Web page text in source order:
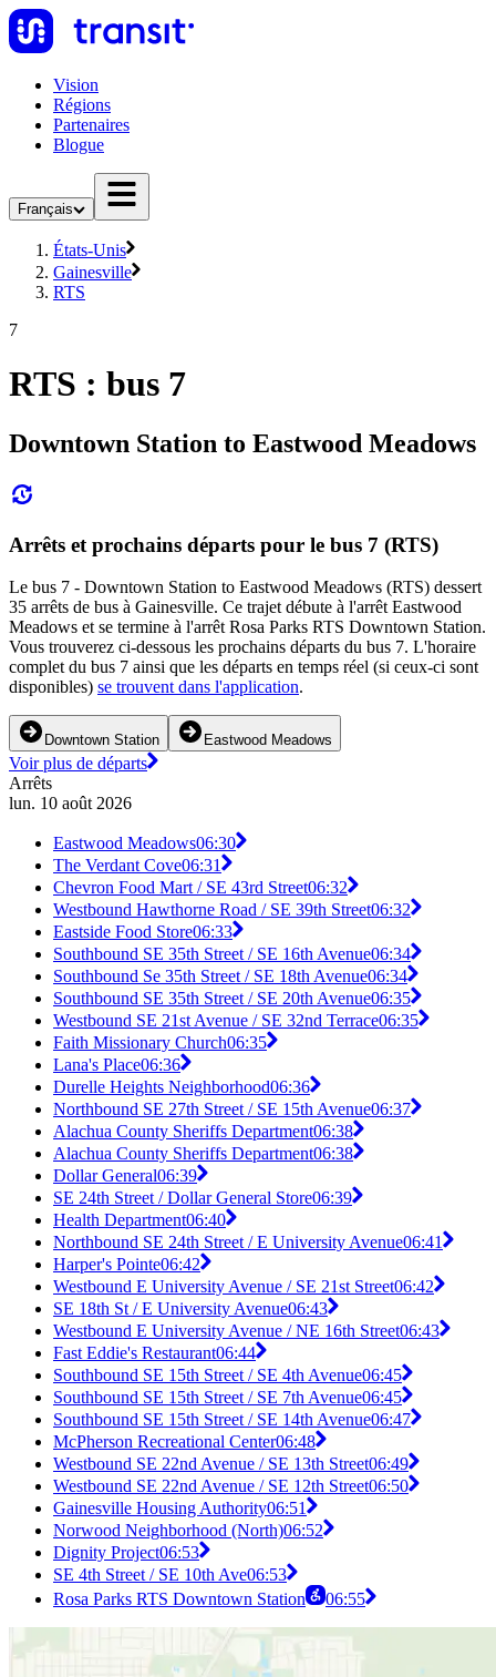
Vision
Régions
Partenaires
Blogue
Français
États-Unis
Gainesville
RTS
7
RTS : bus 7
Downtown Station to Eastwood Meadows
Arrêts et prochains départs pour le bus 7 (RTS)
Le bus 7 - Downtown Station to Eastwood Meadows (RTS) dessert
35 arrêts de bus à Gainesville. Ce trajet débute à l'arrêt Eastwood
Meadows et se termine à l'arrêt Rosa Parks RTS Downtown Station.
Vous trouverez ci-dessous les prochains départs du bus 7. L'horaire
complet du bus 7 ainsi que les départs en temps réel (si ceux-ci sont
disponibles) se trouvent dans l'application.
Downtown Station Eastwood Meadows
Voir plus de départs
Arrêts
lun. 10 août 2026
Eastwood Meadows06:30
The Verdant Cove06:31
Chevron Food Mart / SE 43rd Street06:32
Westbound Hawthorne Road / SE 39th Street06:32
Eastside Food Store06:33
Southbound SE 35th Street / SE 16th Avenue06:34
Southbound Se 35th Street / SE 18th Avenue06:34
Southbound SE 35th Street / SE 20th Avenue06:35
Westbound SE 21st Avenue / SE 32nd Terrace06:35
Faith Missionary Church06:35
Lana's Place06:36
Durelle Heights Neighborhood06:36
Northbound SE 27th Street / SE 15th Avenue06:37
Alachua County Sheriffs Department06:38
Alachua County Sheriffs Department06:38
Dollar General06:39
SE 24th Street / Dollar General Store06:39
Health Department06:40
Northbound SE 24th Street / E University Avenue06:41
Harper's Pointe06:42
Westbound E University Avenue / SE 21st Street06:42
SE 18th St / E University Avenue06:43
Westbound E University Avenue / NE 16th Street06:43
Fast Eddie's Restaurant06:44
Southbound SE 15th Street / SE 4th Avenue06:45
Southbound SE 15th Street / SE 7th Avenue06:45
Southbound SE 15th Street / SE 14th Avenue06:47
McPherson Recreational Center06:48
Westbound SE 22nd Avenue / SE 13th Street06:49
Westbound SE 22nd Avenue / SE 12th Street06:50
Gainesville Housing Authority06:51
Norwood Neighborhood (North)06:52
Dignity Project06:53
SE 4th Street / SE 10th Ave06:53
Rosa Parks RTS Downtown Station
06:55